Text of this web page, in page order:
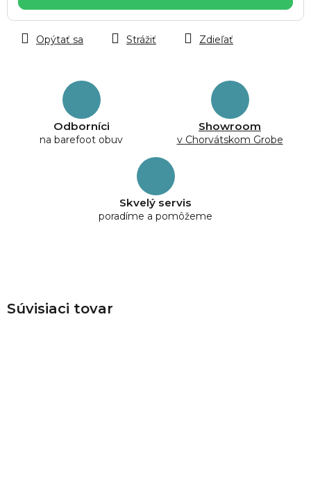
Odborníci
na barefoot obuv
Showroom
v Chorvátskom Grobe
Skvelý servis
poradíme a pomôžeme
Opýtať sa Strážiť Zdieľať
Súvisiaci tovar